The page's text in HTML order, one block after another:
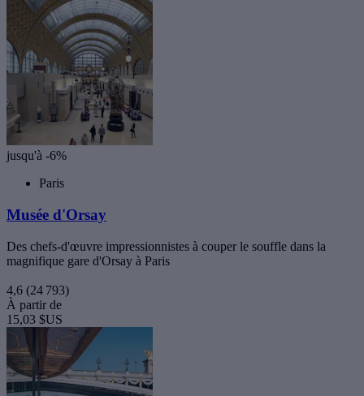
jusqu'à -6%
Paris
Musée d'Orsay
Des chefs-d'œuvre impressionnistes à couper le souffle dans la
magnifique gare d'Orsay à Paris
4,6 (24 793)
À partir de
15,03 $US